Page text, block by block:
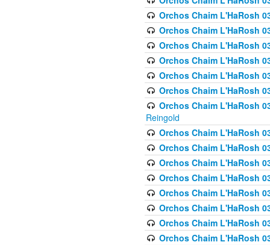
Orchos Chaim L'HaRosh
Orchos Chaim L'HaRosh
Orchos Chaim L'HaRosh
Orchos Chaim L'HaRosh
Orchos Chaim L'HaRosh
Orchos Chaim L'HaRosh
Orchos Chaim L'HaRosh
Reingold
Orchos Chaim L'HaRosh
Orchos Chaim L'HaRosh
Orchos Chaim L'HaRosh
Orchos Chaim L'HaRosh
Orchos Chaim L'HaRosh
Orchos Chaim L'HaRosh
Orchos Chaim L'HaRosh
Orchos Chaim L'HaRosh